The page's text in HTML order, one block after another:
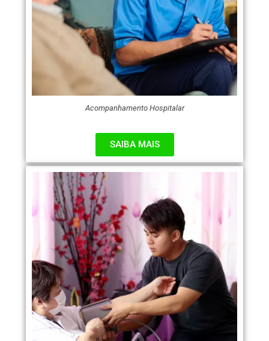
Acompanhamento Hospitalar
SAIBA MAIS